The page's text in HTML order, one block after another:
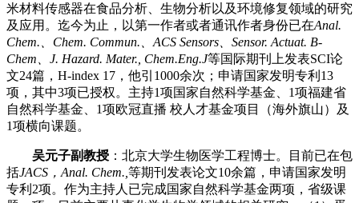
米材料传感器在食品分析、生物分析以及环境修复领域的研究
及应用。迄今为止，以第一作者或者通讯作者身份已在Anal.
Chem.、Chem. Commun.、ACS Sensors、Sensor. Actuat. B-
Chem、J. Hazard. Mater., Chem.Eng.J等国际期刊上发表SCI论
文24篇，H-index 17，他引1000余次；申请国家发明专利13
项，其中3项已授权。主持1项国家自然科学基金、1项福建省
自然科学基金、1项欧冠直播 校人才基金项目（海外旗山）及
1项横向课题。
吴元子副教授 ：北京大学生物医学工程博士。目前已在包
括JACS，Anal. Chem., 等期刊发表论文10余篇，申请国家发明
专利 2项。作为主持人已完成国家自然科学基金两项，省级课